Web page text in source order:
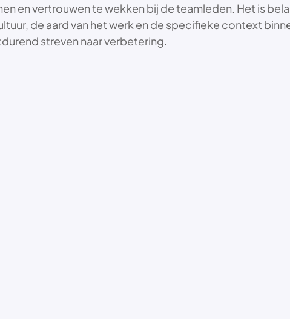
en vertrouwen te wekken bij de teamleden. Het is
de aard van het werk en de specifieke context
streven naar verbetering.